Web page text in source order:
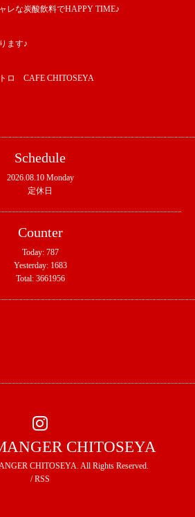
レな炭酸飲料でHAPPY TIME♪
ます♪
CAFE CHITOSEYA
Schedule
2026.08.10 Monday
定休日
Counter
Today: 787
Yesterday: 1683
Total: 3661956
CHITOSEYA
CHITOSEYA. All Rights Reserved.
/RSS